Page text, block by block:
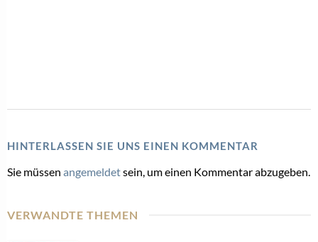
HINTERLASSEN SIE UNS EINEN KOMMENTAR
Sie müssen angemeldetsein, um einen Kommentar abzugeben.
VERWANDTE THEMEN